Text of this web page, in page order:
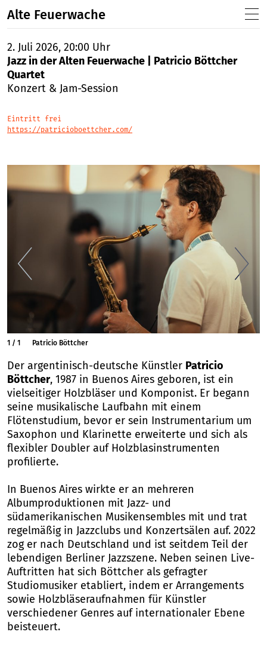
Alte Feuerwache
2. Juli 2026, 20:00 Uhr
Jazz in der Alten Feuerwache | Patricio Böttcher
Quartet
Konzert & Jam-Session
Eintritt frei
https://patricioboettcher.com/
Patricio Böttcher
1 / 1
Der argentinisch-deutsche Künstler Patricio
Böttcher, 1987 in Buenos Aires geboren, ist ein
vielseitiger Holzbläser und Komponist. Er begann
seine musikalische Laufbahn mit einem
Flötenstudium, bevor er sein Instrumentarium um
Saxophon und Klarinette erweiterte und sich als
flexibler Doubler auf Holzblasinstrumenten
profilierte.
In Buenos Aires wirkte er an mehreren
Albumproduktionen mit Jazz- und
südamerikanischen Musikensembles mit und trat
regelmäßig in Jazzclubs und Konzertsälen auf. 2022
zog er nach Deutschland und ist seitdem Teil der
lebendigen Berliner Jazzszene. Neben seinen Live-
Auftritten hat sich Böttcher als gefragter
Studiomusiker etabliert, indem er Arrangements
sowie Holzbläseraufnahmen für Künstler
verschiedener Genres auf internationaler Ebene
beisteuert.